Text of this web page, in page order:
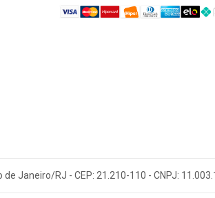
Janeiro/RJ - CEP: 21.210-110 - CNPJ: